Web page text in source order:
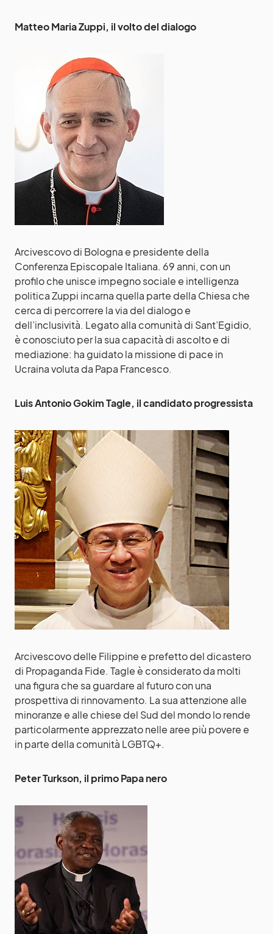
Matteo Maria Zuppi, il volto del dialogo
Arcivescovo di Bologna e presidente della
Conferenza Episcopale Italiana. 69 anni, con un
profilo che unisce impegno sociale e intelligenza
politica Zuppi incarna quella parte della Chiesa che
cerca di percorrere la via del dialogo e
dell’inclusività. Legato alla comunità di Sant’Egidio,
è conosciuto per la sua capacità di ascolto e di
mediazione: ha guidato la missione di pace in
Ucraina voluta da Papa Francesco.
Luis Antonio Gokim Tagle, il candidato progressista
Arcivescovo delle Filippine e prefetto del dicastero
di Propaganda Fide. Tagle è considerato da molti
una figura che sa guardare al futuro con una
prospettiva di rinnovamento. La sua attenzione alle
minoranze e alle chiese del Sud del mondo lo rende
particolarmente apprezzato nelle aree più povere e
in parte della comunità LGBTQ+.
Peter Turkson, il primo Papa nero